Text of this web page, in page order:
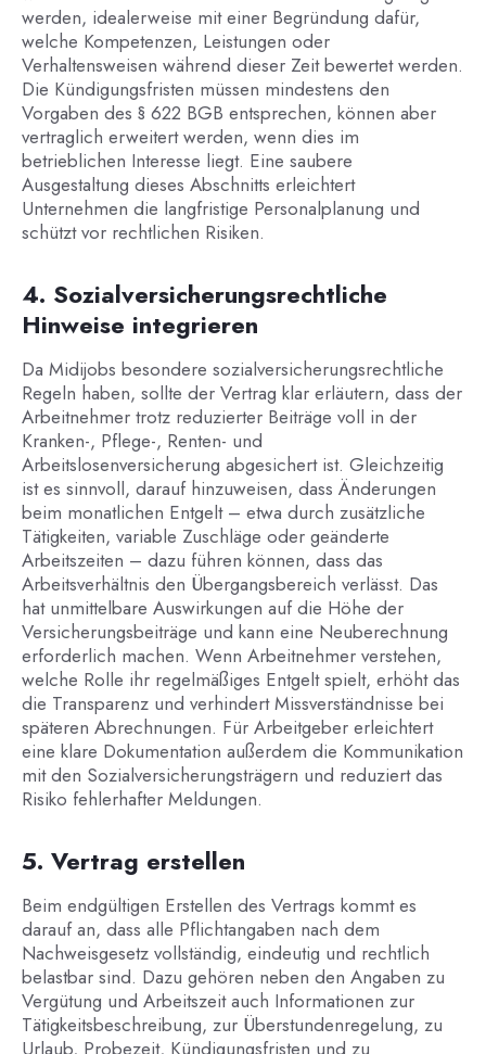
werden, idealerweise mit einer Begründung dafür,
welche Kompetenzen, Leistungen oder
Verhaltensweisen während dieser Zeit bewertet werden.
Die Kündigungsfristen müssen mindestens den
Vorgaben des § 622 BGB entsprechen, können aber
vertraglich erweitert werden, wenn dies im
betrieblichen Interesse liegt. Eine saubere
Ausgestaltung dieses Abschnitts erleichtert
Unternehmen die langfristige Personalplanung und
schützt vor rechtlichen Risiken.
4. Sozialversicherungsrechtliche
Hinweise integrieren
Da Midijobs besondere sozialversicherungsrechtliche
Regeln haben, sollte der Vertrag klar erläutern, dass der
Arbeitnehmer trotz reduzierter Beiträge voll in der
Kranken-, Pflege-, Renten- und
Arbeitslosenversicherung abgesichert ist. Gleichzeitig
ist es sinnvoll, darauf hinzuweisen, dass Änderungen
beim monatlichen Entgelt – etwa durch zusätzliche
Tätigkeiten, variable Zuschläge oder geänderte
Arbeitszeiten – dazu führen können, dass das
Arbeitsverhältnis den Übergangsbereich verlässt. Das
hat unmittelbare Auswirkungen auf die Höhe der
Versicherungsbeiträge und kann eine Neuberechnung
erforderlich machen. Wenn Arbeitnehmer verstehen,
welche Rolle ihr regelmäßiges Entgelt spielt, erhöht das
die Transparenz und verhindert Missverständnisse bei
späteren Abrechnungen. Für Arbeitgeber erleichtert
eine klare Dokumentation außerdem die Kommunikation
mit den Sozialversicherungsträgern und reduziert das
Risiko fehlerhafter Meldungen.
5. Vertrag erstellen
Beim endgültigen Erstellen des Vertrags kommt es
darauf an, dass alle Pflichtangaben nach dem
Nachweisgesetz vollständig, eindeutig und rechtlich
belastbar sind. Dazu gehören neben den Angaben zu
Vergütung und Arbeitszeit auch Informationen zur
Tätigkeitsbeschreibung, zur Überstundenregelung, zu